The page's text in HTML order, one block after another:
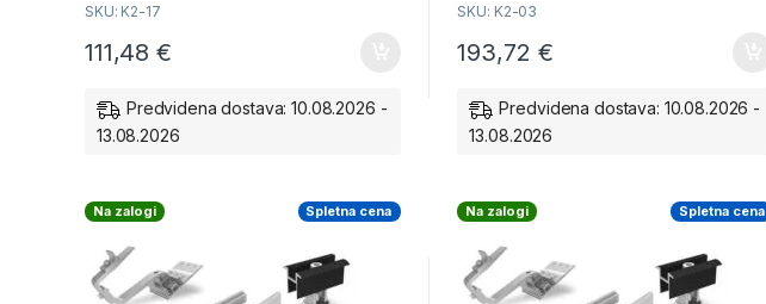
SKU: K2-17
111,48€
Predvidena dostava: 10.08.2026 -
13.08.2026
SKU: K2-03
193,72 €
Predvidena dostava: 10.08.2026 -
13.08.2026
Na zalogi Spletna cena Na zalogi Spletna cena